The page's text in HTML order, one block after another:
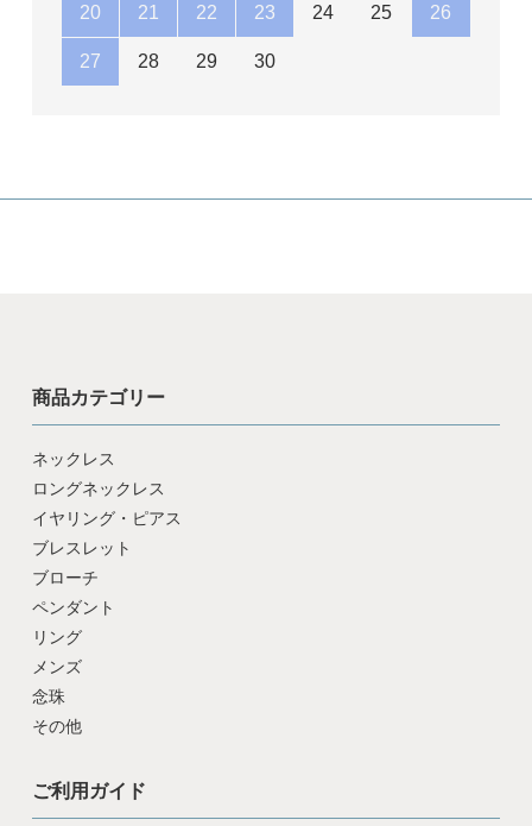
20 21 22 23 24 25 26
27 28 29 30
商品カテゴリー
ネックレス
ロングネックレス
イヤリング・ピアス
ブレスレット
ブローチ
ペンダント
リング
メンズ
念珠
その他
ご利用ガイド